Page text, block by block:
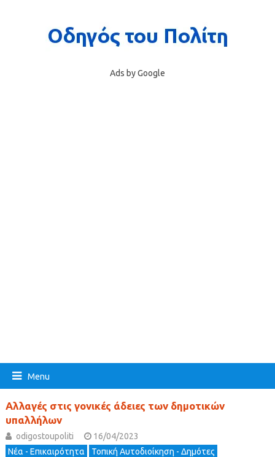
Ads by Google
Menu
Αλλαγές στις γονικές άδειες των δημοτικών
υπαλλήλων
odigostoupoliti
16/04/2023
Νέα - Επικαιρότητα
Τοπική Αυτοδιοίκηση - Δημότες